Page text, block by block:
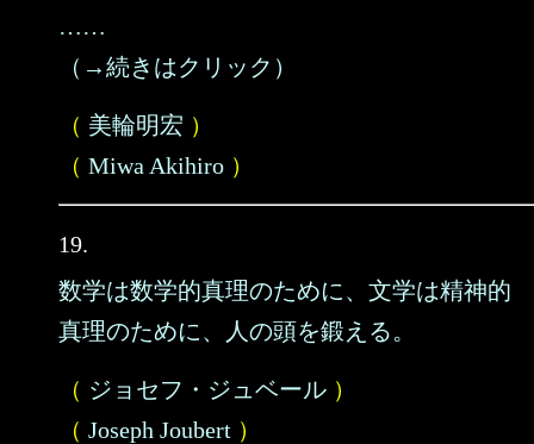
……
（→続きはクリック）
（ 美輪明宏 ）
（ Miwa Akihiro ）
19.
数学は数学的真理のために、文学は精神的
真理のために、人の頭を鍛える。
（ ジョセフ・ジュベール ）
（ Joseph Joubert ）